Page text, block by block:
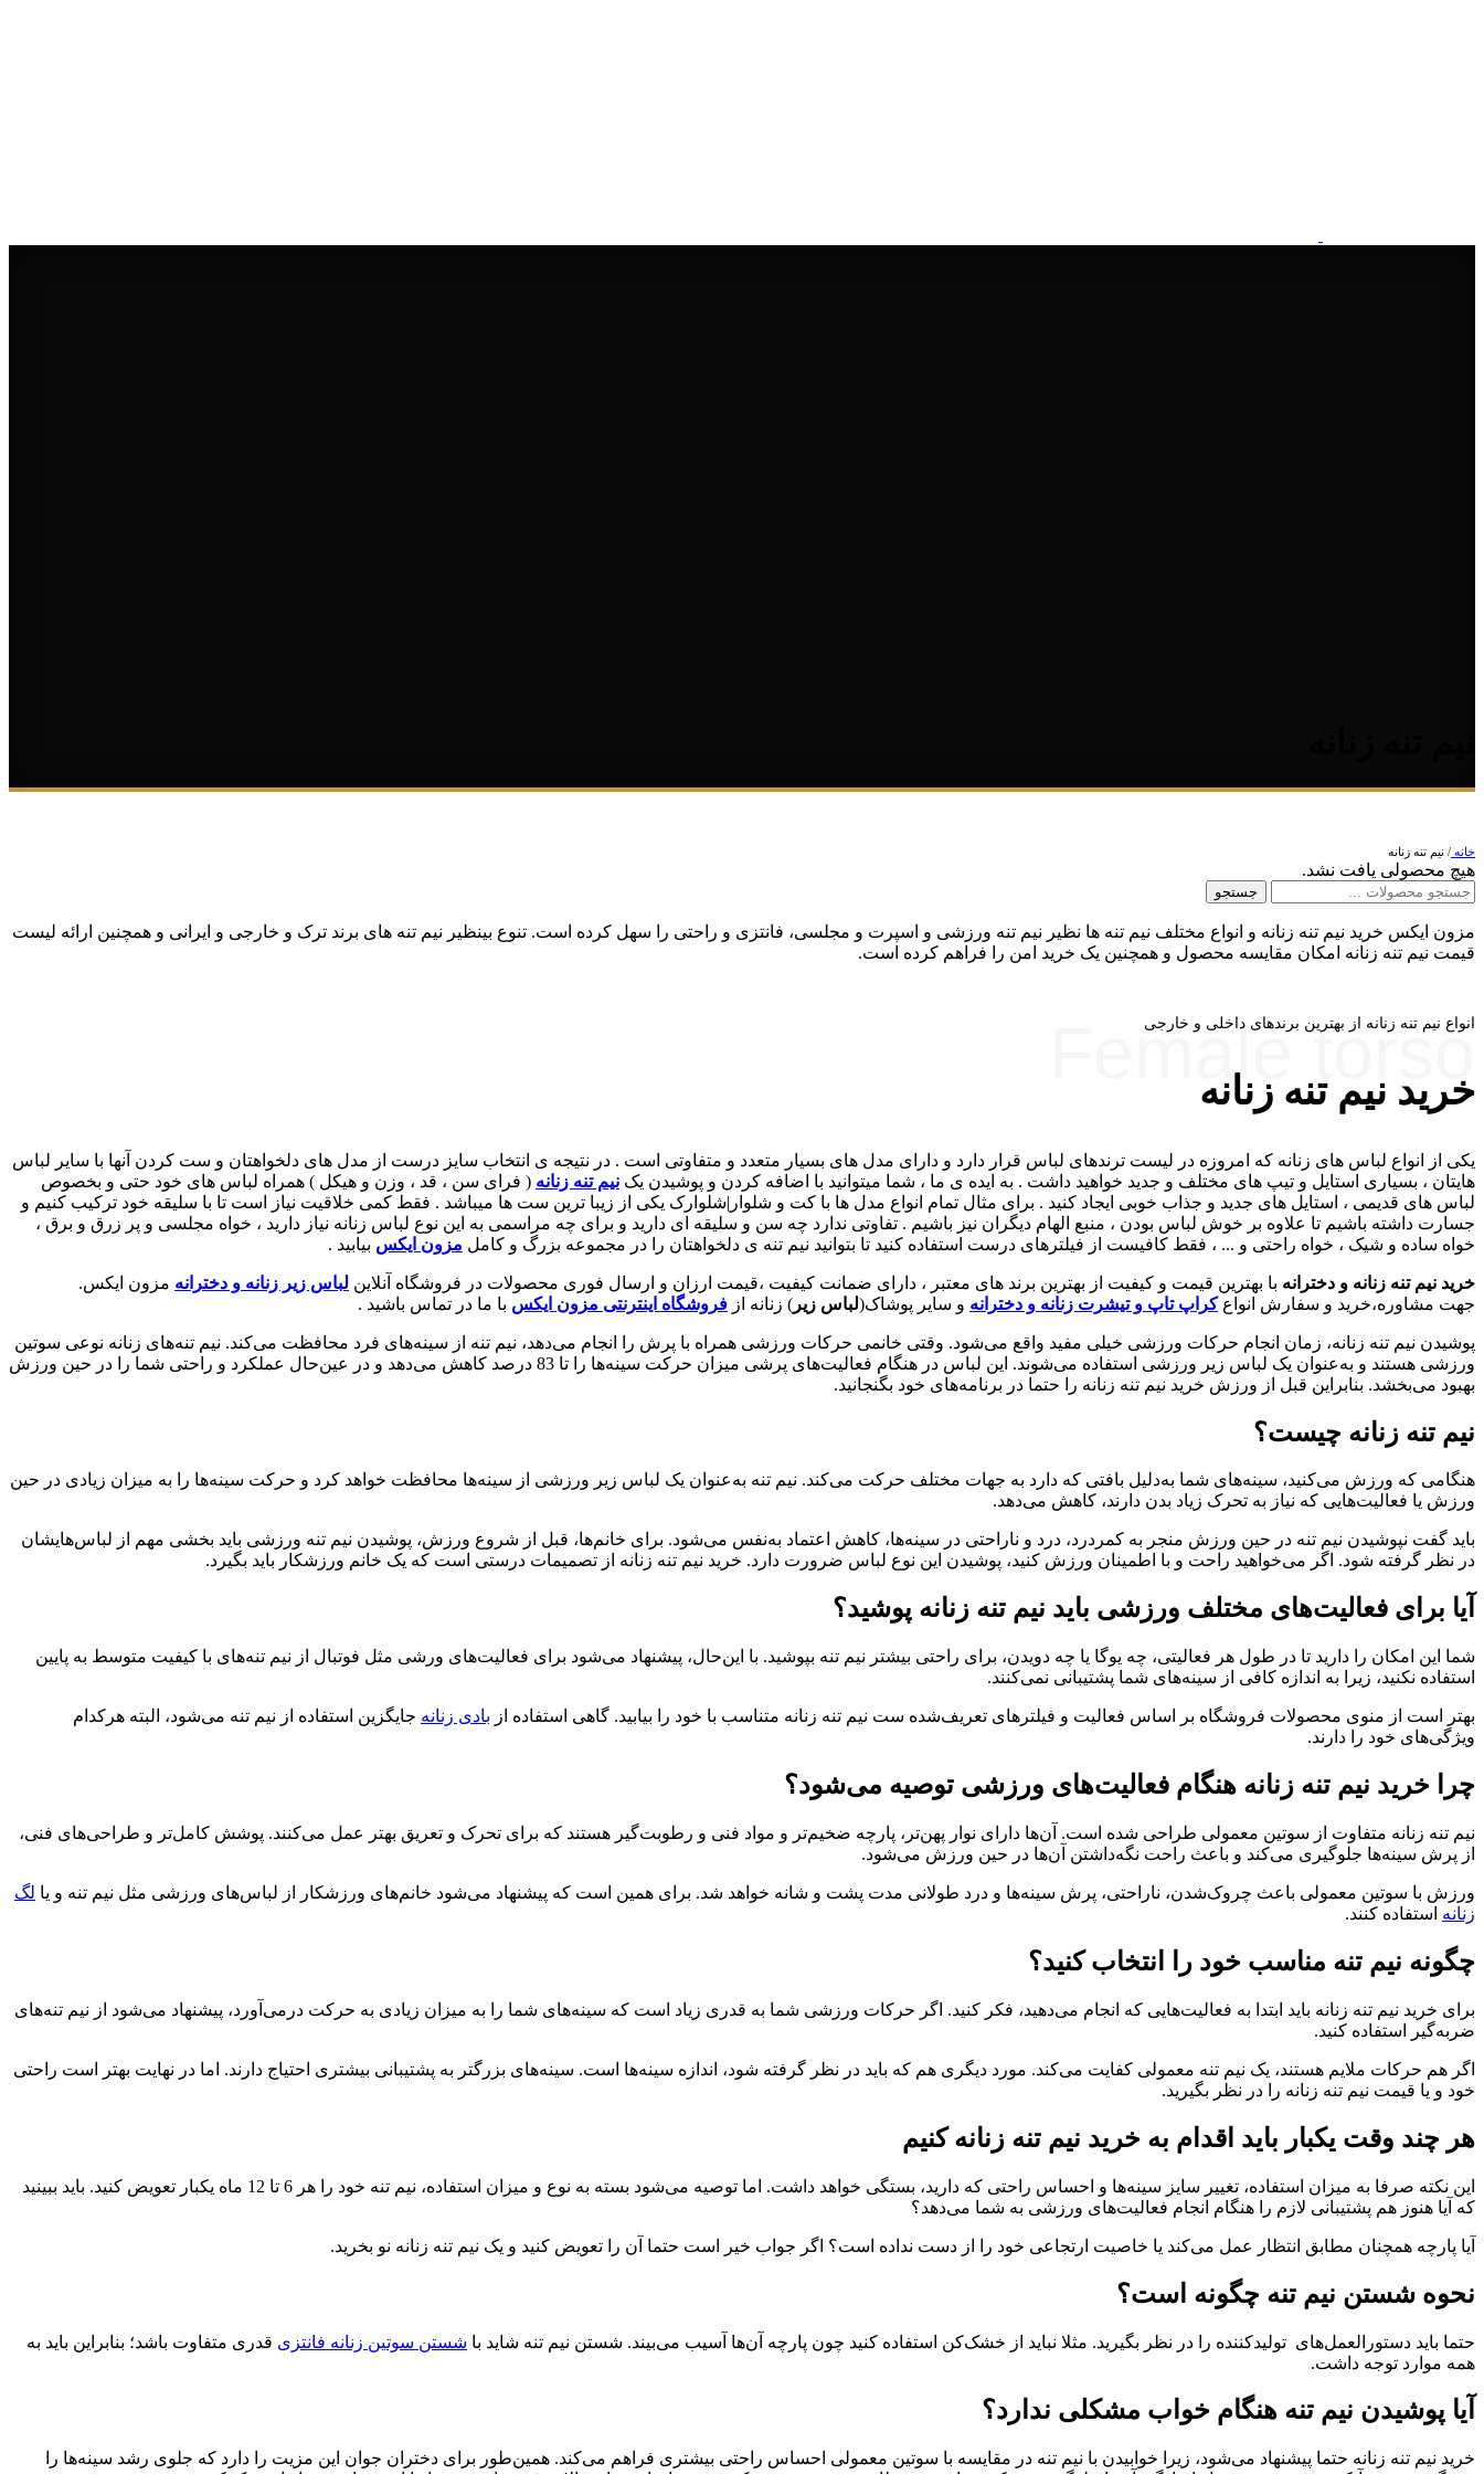
خانه / نیم تنه زنانه
هیچ محصولی یافت نشد.
جستجو
مزون ایکس خرید نیم تنه زنانه و انواع مختلف نیم تنه ها نظیر نیم تنه ورزشی و اسپرت و مجلسی، فانتزی و راحتی را سهل کرده است. تنوع بینظیر نیم تنه های برند ترک و خارجی و ایرانی و همچنین ارائه لیست
قیمت نیم تنه زنانه امکان مقایسه محصول و همچنین یک خرید امن را فراهم کرده است.
Female torso
انواع نیم تنه زنانه از بهترین برندهای داخلی و خارجی
خرید نیم تنه زنانه
یکی از انواع لباس های زنانه که امروزه در لیست ترندهای لباس قرار دارد و دارای مدل های بسیار متعدد و متفاوتی است . در نتیجه ی انتخاب سایز درست از مدل های دلخواهتان و ست کردن آنها با سایر لباس
هایتان ، بسیاری استایل و تیپ های مختلف و جدید خواهید داشت . به ایده ی ما ، شما میتوانید با اضافه کردن و پوشیدن یک نیم تنه زنانه ( فرای سن ، قد ، وزن و هیکل ) همراه لباس های خود حتی و بخصوص
لباس های قدیمی ، استایل های جدید و جذاب خوبی ایجاد کنید . برای مثال تمام انواع مدل ها با کت و شلوار|شلوارک یکی از زیبا ترین ست ها میباشد . فقط کمی خلاقیت نیاز است تا با سلیقه خود ترکیب کنیم و
جسارت داشته باشیم تا علاوه بر خوش لباس بودن ، منبع الهام دیگران نیز باشیم . تفاوتی ندارد چه سن و سلیقه ای دارید و برای چه مراسمی به این نوع لباس زنانه نیاز دارید ، خواه مجلسی و پر زرق و برق ،
خواه ساده و شیک ، خواه راحتی و ... ، فقط کافیست از فیلترهای درست استفاده کنید تا بتوانید نیم تنه ی دلخواهتان را در مجموعه بزرگ و کامل مزون ایکس بیابید .
خرید نیم تنه زنانه و دخترانه با بهترین قیمت و کیفیت از بهترین برند های معتبر ، دارای ضمانت کیفیت ،قیمت ارزان و ارسال فوری محصولات در فروشگاه آنلاین لباس زیر زنانه و دخترانه مزون ایکس.
جهت مشاوره،خرید و سفارش انواعکراپ تاپ و تیشرت زنانه و دخترانه و سایر پوشاک(لباس زیر ) زنانه از فروشگاه اینترنتی مزون ایکس با ما در تماس باشید .
پوشیدن نیم تنه زنانه، زمان انجام حرکات ورزشی خیلی مفید واقع می‌شود. وقتی خانمی حرکات ورزشی همراه با پرش را انجام می‌دهد، نیم تنه از سینه‌های فرد محافظت می‌کند. نیم تنه‌های زنانه نوعی سوتین
ورزشی هستند و به‌عنوان یک لباس زیر ورزشی استفاده می‌شوند. این لباس در هنگام فعالیت‌های پرشی میزان حرکت سینه‌ها را تا 83 درصد کاهش می‌دهد و در عین‌حال عملکرد و راحتی شما را در حین ورزش
بهبود می‌بخشد. بنابراین قبل از ورزش خرید نیم تنه زنانه را حتما در برنامه‌های خود بگنجانید.
نیم تنه زنانه چیست؟
هنگامی که ورزش می‌کنید، سینه‌های شما به‌دلیل بافتی که دارد به جهات مختلف حرکت می‌کند. نیم تنه به‌عنوان یک لباس زیر ورزشی از سینه‌ها محافظت خواهد کرد و حرکت سینه‌ها را به میزان زیادی در حین
ورزش یا فعالیت‌هایی که نیاز به تحرک زیاد بدن دارند، کاهش می‌دهد.
باید گفت نپوشیدن نیم تنه در حین ورزش منجر به کمردرد، درد و ناراحتی در سینه‌ها، کاهش اعتماد به‌نفس می‌شود. برای خانم‌ها، قبل از شروع ورزش، پوشیدن نیم تنه ورزشی باید بخشی مهم از لباس‌هایشان
در نظر گرفته شود. اگر می‌خواهید راحت و با اطمینان ورزش کنید، پوشیدن این نوع لباس ضرورت دارد. خرید نیم تنه زنانه از تصمیمات درستی است که یک خانم ورزشکار باید بگیرد.
آیا برای فعالیت‌های مختلف ورزشی باید نیم تنه زنانه پوشید؟
شما این امکان را دارید تا در طول هر فعالیتی، چه یوگا یا چه دویدن، برای راحتی بیشتر نیم تنه بپوشید. با این‌حال، پیشنهاد می‌شود برای فعالیت‌های ورشی مثل فوتبال از نیم تنه‌های با کیفیت متوسط به پایین
استفاده نکنید، زیرا به اندازه کافی از سینه‌های شما پشتیبانی نمی‌کنند.
بهتر است از منوی محصولات فروشگاه بر اساس فعالیت و فیلترهای تعریف‌شده ست نیم تنه زنانه متناسب با خود را بیابید. گاهی استفاده از بادی زنانه جایگزین استفاده از نیم تنه می‌شود، البته هرکدام
ویژگی‌های خود را دارند.
چرا خرید نیم تنه زنانه هنگام فعالیت‌های ورزشی توصیه می‌شود؟
نیم تنه زنانه متفاوت از سوتین معمولی طراحی شده است. آن‌ها دارای نوار پهن‌تر، پارچه ضخیم‌تر و مواد فنی و رطوبت‌گیر هستند که برای تحرک و تعریق بهتر عمل می‌کنند. پوشش کامل‌تر و طراحی‌های فنی،
از پرش سینه‌ها جلوگیری می‌کند و باعث راحت نگه‌داشتن آن‌ها در حین ورزش می‌شود.
ورزش با سوتین معمولی باعث چروک‌شدن، ناراحتی، پرش سینه‌ها و درد طولانی مدت پشت و شانه خواهد شد. برای همین است که پیشنهاد می‌شود خانم‌های ورزشکار از لباس‌های ورزشی مثل نیم تنه و یا لگ
زنانه استفاده کنند.
چگونه نیم تنه مناسب خود را انتخاب کنید؟
برای خرید نیم تنه زنانه باید ابتدا به فعالیت‌هایی که انجام می‌دهید، فکر کنید. اگر حرکات ورزشی شما به قدری زیاد است که سینه‌های شما را به میزان زیادی به حرکت درمی‌آورد، پیشنهاد می‌شود از نیم تنه‌های
ضربه‌گیر استفاده کنید.
اگر هم حرکات ملایم هستند، یک نیم تنه معمولی کفایت می‌کند. مورد دیگری هم که باید در نظر گرفته شود، اندازه سینه‌ها است. سینه‌های بزرگتر به پشتیبانی بیشتری احتیاج دارند. اما در نهایت بهتر است راحتی
خود و یا قیمت نیم تنه زنانه را در نظر بگیرید.
هر چند وقت یکبار باید اقدام به خرید نیم تنه زنانه کنیم
این نکته صرفا به میزان استفاده، تغییر سایز سینه‌ها و احساس راحتی که دارید، بستگی خواهد داشت. اما توصیه می‌شود بسته به نوع و میزان استفاده، نیم تنه خود را هر 6 تا 12 ماه یکبار تعویض کنید. باید ببینید
که آیا هنوز هم پشتیبانی لازم را هنگام انجام فعالیت‌های ورزشی به شما می‌دهد؟
آیا پارچه همچنان مطابق انتظار عمل می‌کند یا خاصیت ارتجاعی خود را از دست نداده است؟ اگر جواب خیر است حتما آن را تعویض کنید و یک نیم تنه زنانه نو بخرید.
نحوه شستن نیم تنه چگونه است؟
حتما باید دستورالعمل‌های تولیدکننده را در نظر بگیرید. مثلا نباید از خشک‌کن استفاده کنید چون پارچه آن‌ها آسیب می‌بیند. شستن نیم تنه شاید با شستن سوتین زنانه فانتزی قدری متفاوت باشد؛ بنابراین باید به
همه موارد توجه داشت.
آیا پوشیدن نیم تنه هنگام خواب مشکلی ندارد؟
خرید نیم تنه زنانه حتما پیشنهاد می‌شود، زیرا خوابیدن با نیم تنه در مقایسه با سوتین معمولی احساس راحتی بیشتری فراهم می‌کند. همین‌طور برای دختران جوان این مزیت را دارد که جلوی رشد سینه‌ها را